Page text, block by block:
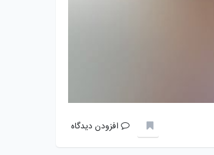
افزودن دیدگاه